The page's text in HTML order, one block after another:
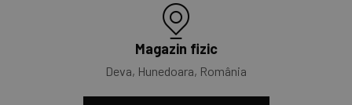
Magazin fizic
Deva, Hunedoara, România